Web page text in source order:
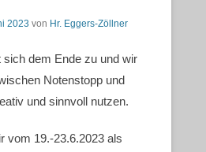
2023 von Hr. Eggers-Zöllner
sich dem Ende zu und wir
Notenstopp und
und sinnvoll nutzen.
vom 19.-23.6.2023 als